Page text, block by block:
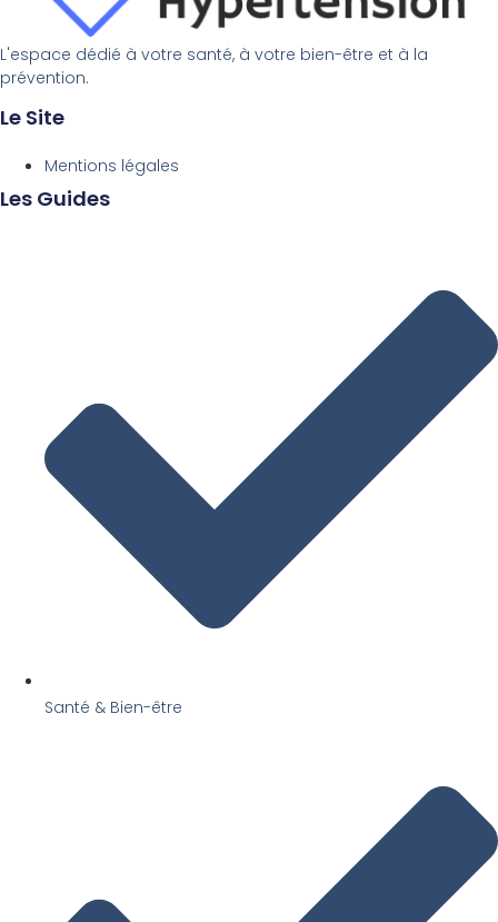
L'espace dédié à votre santé, à votre bien-être et à la
prévention.
Le Site
Mentions légales
Les Guides
Santé & Bien-être